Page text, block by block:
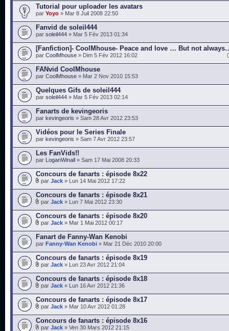
Tutorial pour uploader les avatars
par Yoyo » Mar 8 Juil 2008 22:50
Fanvid de soleil444
par soleil444 » Mar 5 Fév 2013 01:34
[Fanfiction]- CoolMhouse- Peace and love … But not
par CoolMhouse » Dim 5 Fév 2012 16:02
FANvid CoolMhouse
par CoolMhouse » Mar 2 Nov 2010 15:53
Quelques Gifs de soleil444
par soleil444 » Mar 5 Fév 2013 02:14
Fanarts de kevingeoris
par kevingeoris » Sam 28 Avr 2012 23:53
Vidéos pour le Series Finale
par kevingeoris » Sam 7 Avr 2012 23:57
Les FanVids!!
par LoganWinall » Sam 17 Mai 2008 20:33
Concours de fanarts : épisode 8x22
par Jack » Lun 14 Mai 2012 17:22
Concours de fanarts : épisode 8x21
par Jack » Lun 7 Mai 2012 23:30
Concours de fanarts : épisode 8x20
par Jack » Mar 1 Mai 2012 00:17
Fanart de Fanny-Wan Kenobi
par Fanny-Wan Kenobi » Mar 21 Déc 2010 20:00
Concours de fanarts : épisode 8x19
par Jack » Lun 23 Avr 2012 21:04
Concours de fanarts : épisode 8x18
par Jack » Lun 16 Avr 2012 21:36
Concours de fanarts : épisode 8x17
par Jack » Mar 10 Avr 2012 01:28
Concours de fanarts : épisode 8x16
par Jack » Ven 30 Mars 2012 21:15